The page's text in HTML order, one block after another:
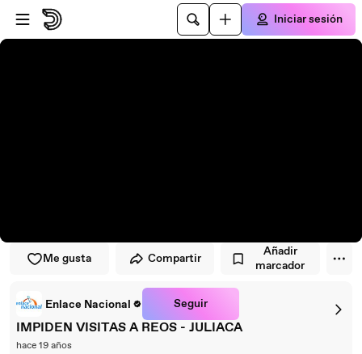
Saltar al reproductor
Saltar al contenido principal
Iniciar sesión
Me gusta Compartir
Añadir
marcador
Enlace Nacional Seguir
IMPIDEN VISITAS A REOS - JULIACA
hace 19 años